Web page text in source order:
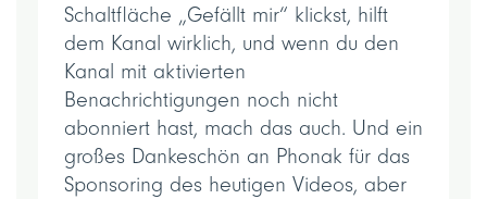
Schaltfläche „Gefällt mir“ klickst, hilft
dem Kanal wirklich, und wenn du den
Kanal mit aktivierten
Benachrichtigungen noch nicht
abonniert hast, mach das auch. Und ein
großes Dankeschön an Phonak für das
Sponsoring des heutigen Videos, aber